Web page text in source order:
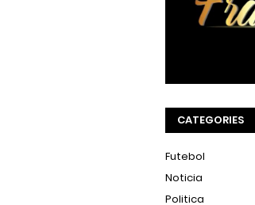
CATEGORIES
Futebol
Noticia
Politica